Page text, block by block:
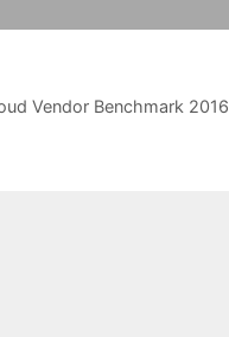
Vendor Benchmark 2016